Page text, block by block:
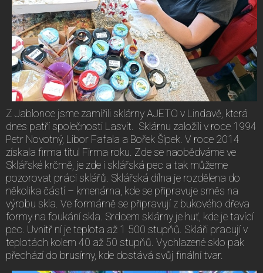
Z Jablonce jsme zamířili sklárny AJETO v Lindavě, která
dnes patří společnosti Lasvit. Sklárnu založili v roce 1994
Petr Novotný, Libor Fafala a Bořek Šípek. V roce 2014
získala firma titul Firma roku. Zde se naobědváme ve
Sklářské krčmě, je zde i sklářská pec a tak můžeme
pozorovat práci sklářů. Sklářská dílna je rozdělena do
několika částí – kmenárna, kde se připravuje směs na
výrobu skla. Ve formárně se připravují z bukového dřeva
formy na foukání skla. Srdcem sklárny je huť, kde je tavící
pec. Uvnitř ní je teplota až 1 500 stupňů. Skláři pracují v
teplotách kolem 40 až 50 stupňů. Vychlazené sklo pak
přechází do brusírny, kde dostává svůj finální tvar.